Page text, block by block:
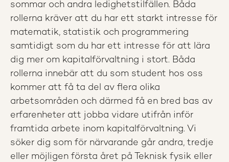
sommar och andra ledighetstilfällen. Båda
rollerna kräver att du har ett starkt intresse för
matematik, statistik och programmering
samtidigt som du har ett intresse för att lära
dig mer om kapitalförvaltning i stort. Båda
rollerna innebär att du som student hos oss
kommer att få ta del av flera olika
arbetsområden och därmed få en bred bas av
erfarenheter att jobba vidare utifrån inför
framtida arbete inom kapitalförvaltning. Vi
söker dig som för närvarande går andra, tredje
eller möjligen första året på Teknisk fysik eller